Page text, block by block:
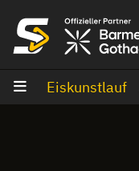
Eiskunstlauf